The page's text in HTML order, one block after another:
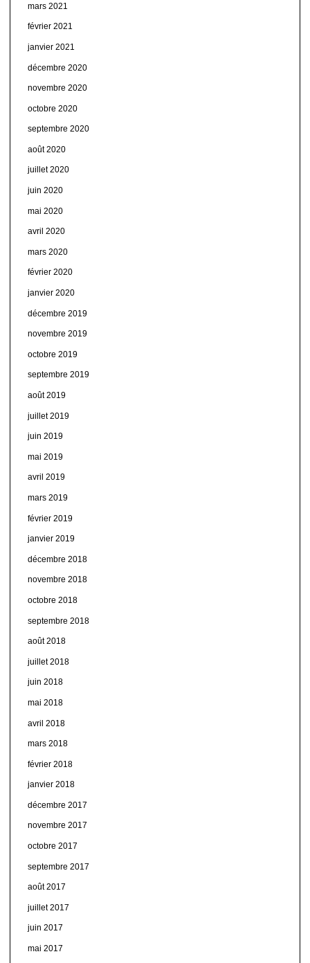
mars 2021
février 2021
janvier 2021
décembre 2020
novembre 2020
octobre 2020
septembre 2020
août 2020
juillet 2020
juin 2020
mai 2020
avril 2020
mars 2020
février 2020
janvier 2020
décembre 2019
novembre 2019
octobre 2019
septembre 2019
août 2019
juillet 2019
juin 2019
mai 2019
avril 2019
mars 2019
février 2019
janvier 2019
décembre 2018
novembre 2018
octobre 2018
septembre 2018
août 2018
juillet 2018
juin 2018
mai 2018
avril 2018
mars 2018
février 2018
janvier 2018
décembre 2017
novembre 2017
octobre 2017
septembre 2017
août 2017
juillet 2017
juin 2017
mai 2017